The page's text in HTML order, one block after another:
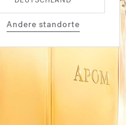
Andere standorte